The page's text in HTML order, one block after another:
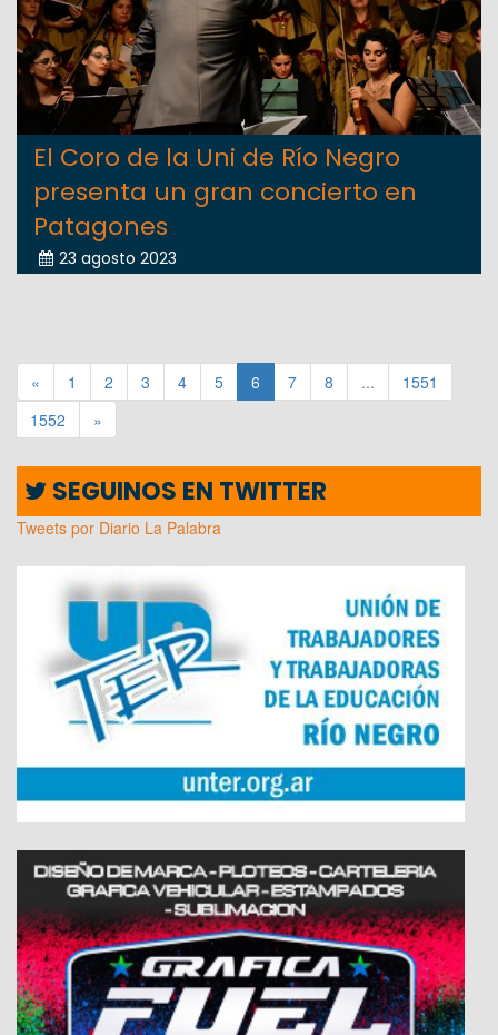
El Coro de la Uni de Río Negro
presenta un gran concierto en
Patagones
23 agosto 2023
« 1 2 3 4 5 6 7 8 ...
1551
1552
»
SEGUINOS EN TWITTER
Tweets por Diario La Palabra